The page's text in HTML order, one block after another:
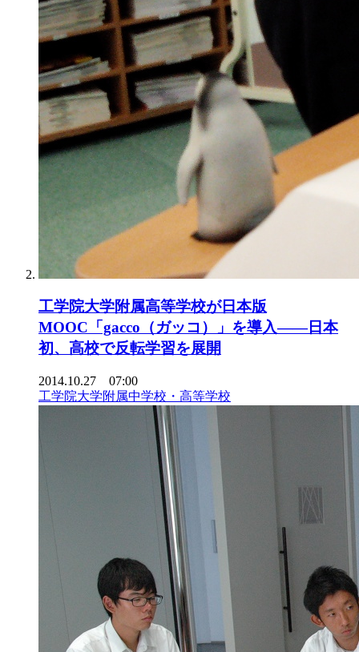
工学院大学附属高等学校が日本版
MOOC「gacco（ガッコ）」を導入――日本
初、高校で反転学習を展開
2014.10.27 07:00
工学院大学附属中学校・高等学校